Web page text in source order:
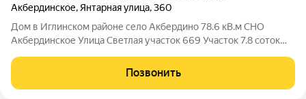
Акбердинское, Янтарная улица,360
Дом в Иглинском районе село Акбердино 78.6 кВ.м СНО
Акбердинское Улица Светлая участок 669 Участок 7.8 соток
жизни: -Электрическое отопление с теплыми полами по всему
дому+ радиаторы,
Позвонить